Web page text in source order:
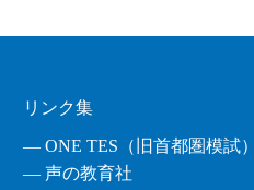
リンク集
― ONE TES（旧首都圏模試）
― 声の教育社